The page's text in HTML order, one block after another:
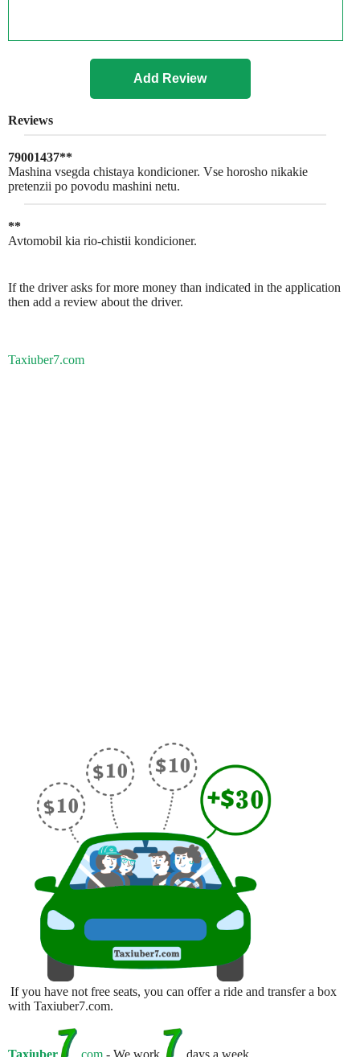
Reviews
79001437**
Mashina vsegda chistaya kondicioner. Vse horosho nikakie
pretenzii po povodu mashini netu.
**
Avtomobil kia rio-chistii kondicioner.
If the driver asks for more money than indicated in the application
then add a review about the driver.
Taxiuber7.com
If you have not free seats, you can offer a ride and transfer a box
with Taxiuber7.com.
Taxiuber .com - We work days a week